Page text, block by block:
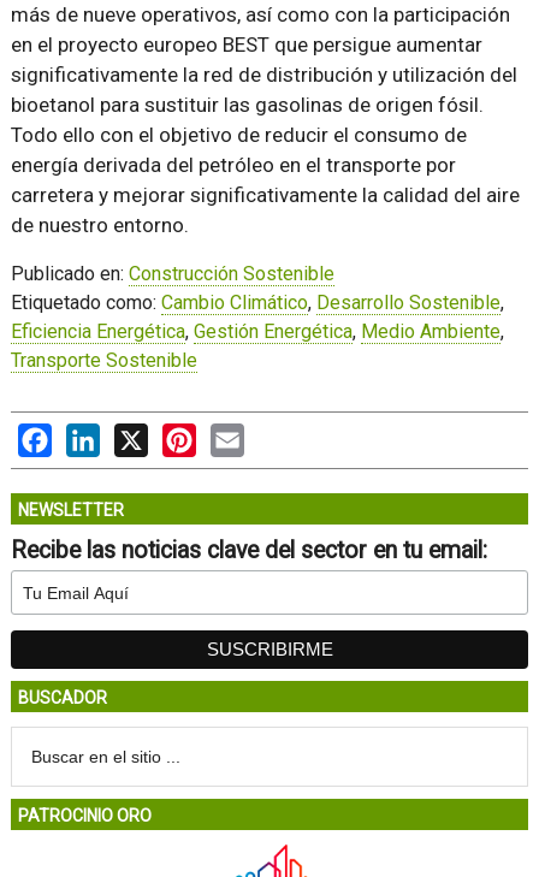
más de nueve operativos, así como con la participación
en el proyecto europeo BEST que persigue aumentar
significativamente la red de distribución y utilización del
bioetanol para sustituir las gasolinas de origen fósil.
Todo ello con el objetivo de reducir el consumo de
energía derivada del petróleo en el transporte por
carretera y mejorar significativamente la calidad del aire
de nuestro entorno.
Publicado en: Construcción Sostenible
Etiquetado como: Cambio Climático, Desarrollo Sostenible,
Eficiencia Energética, Gestión Energética, Medio Ambiente,
Transporte Sostenible
FacebookLinkedIn
X PinterestEmail
NEWSLETTER
Recibe las noticias clave del sector en tu email:
BUSCADOR
PATROCINIO ORO